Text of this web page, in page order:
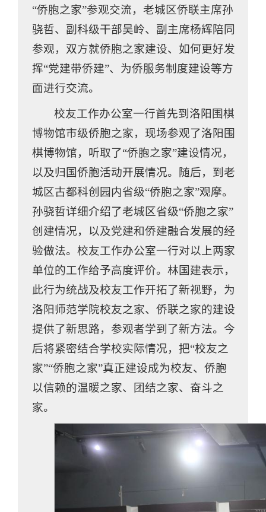
“侨胞之家”参观交流，老城区侨联主席孙
骁哲、副科级干部吴岭、副主席杨辉陪同
参观，双方就侨胞之家建设、如何更好发
挥“党建带侨建”、为侨服务制度建设等方
面进行交流。
校友工作办公室一行首先到洛阳围棋
博物馆市级侨胞之家，现场参观了洛阳围
棋博物馆，听取了“侨胞之家”建设情况，
以及归国侨胞活动开展情况。随后，到老
城区古都科创园内省级“侨胞之家”观摩。
孙骁哲详细介绍了老城区省级“侨胞之家”
创建情况，以及党建和侨建融合发展的经
验做法。校友工作办公室一行对以上两家
单位的工作给予高度评价。林国建表示，
此行为统战及校友工作开拓了新视野，为
洛阳师范学院校友之家、侨联之家的建设
提供了新思路，参观者学到了新方法。今
后将紧密结合学校实际情况，把“校友之
家”“侨胞之家”真正建设成为校友、侨胞
以信赖的温暖之家、团结之家、奋斗之
家。